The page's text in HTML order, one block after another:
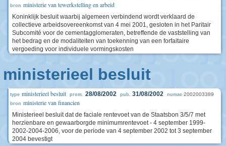
bron ministerie van tewerkstelling en arbeid
Koninklijk besluit waarbij algemeen verbindend wordt verklaard de
collectieve arbeidsovereenkomst van 4 mei 2001, gesloten in het Paritair
Subcomité voor de cementagglomeraten, betreffende de vaststelling van
het bedrag en de modaliteiten van toekenning van een forfaitaire
vergoeding voor individuele vormingskosten
ministerieel besluit
type ministerieel besluit prom. 28/08/2002 pub. 31/08/2002 numac 2002003389
bron ministerie van financien
Ministerieel besluit dat de faciale rentevoet van de Staatsbon 3/5/7 met
herzienbare en gewaarborgde minimumrentevoet - 4 september 1999-
2002-2004-2006, voor de periode van 4 september 2002 tot 3 september
2004 bevestigt